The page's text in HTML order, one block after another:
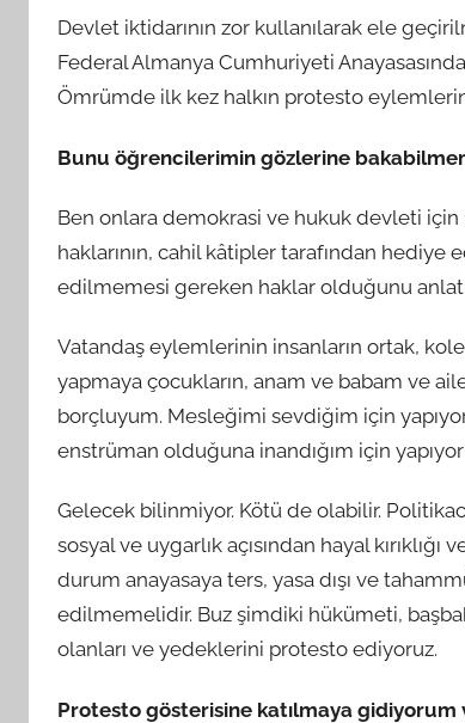
Devlet iktidarının zor kullanılarak ele
Federal Almanya Cumhuriyeti
Ömrümde ilk kez halkın protesto
Bunu öğrencilerimin gözlerine
Ben onlara demokrasi ve hukuk devleti
haklarının, cahil kâtipler tarafından hediye
edilmemesi gereken haklar olduğunu
Vatandaş eylemlerinin insanların ortak,
yapmaya çocukların, anam ve babam ve
borçluyum. Mesleğimi sevdiğim için
enstrüman olduğuna inandığım için
Gelecek bilinmiyor. Kötü de olabilir.
sosyal ve uygarlık açısından hayal
durum anayasaya ters, yasa dışı ve
edilmemelidir. Buz şimdiki hükümeti,
olanları ve yedeklerini protesto ediyoruz.
Protesto gösterisine katılmaya gidiyorum